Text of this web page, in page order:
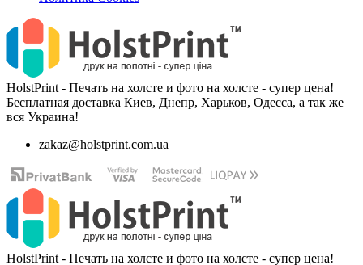
HolstPrint - Печать на холсте и фото на холсте - супер цена!
Бесплатная доставка Киев, Днепр, Харьков, Одесса, а так же
вся Украина!
zakaz@holstprint.com.ua
HolstPrint - Печать на холсте и фото на холсте - супер цена!